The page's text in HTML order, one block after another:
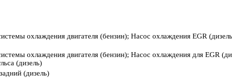
охлаждения двигателя (бензин); Насос охлаждения EGR
охлаждения двигателя (бензин); Насос охлаждения для EGR
(дизель)
(дизель)